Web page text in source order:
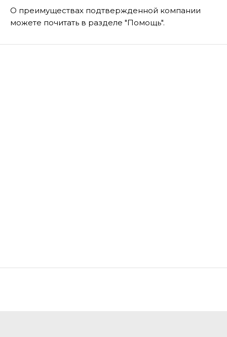
О преимуществах подтвержденной компании
можете почитать в разделе "Помощь".